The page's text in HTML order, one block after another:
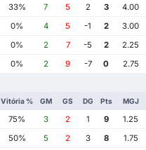
33% 7 5 2 3
4.00
0% 4 5 -1 2
3.00
0% 2 7 -5 2
2.25
0% 2 9 -7 0 2.75
Vitória % GM GS DG Pts MGJ
75% 3 2 1 9
1.25
50% 5 2 3 8
1.75